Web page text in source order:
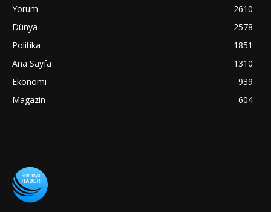
Yorum
2610
Dünya
2578
Politika
1851
Ana Sayfa
1310
Ekonomi
939
Magazin
604